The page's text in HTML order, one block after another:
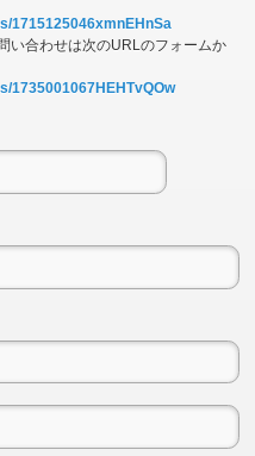
1715125046xmnEHnSa
い合わせは次のURLのフォームか
1735001067HEHTvQOw